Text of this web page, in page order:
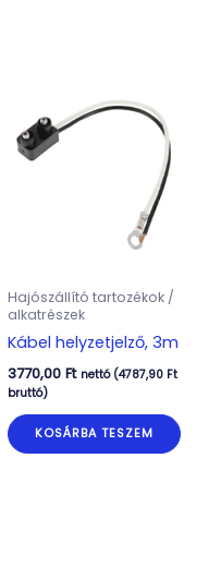
Hajószállító tartozékok /
alkatrészek
Kábel helyzetjelző, 3m
3770,00 Ft nettó (4787,90 Ft
bruttó)
KOSÁRBA TESZEM